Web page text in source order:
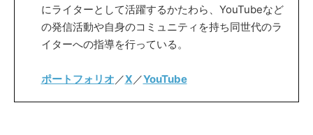
にライターとして活躍するかたわら、YouTubeなど
の発信活動や自身のコミュニティを持ち同世代のラ
イターへの指導を行っている。
ポートフォリオ／X／YouTube